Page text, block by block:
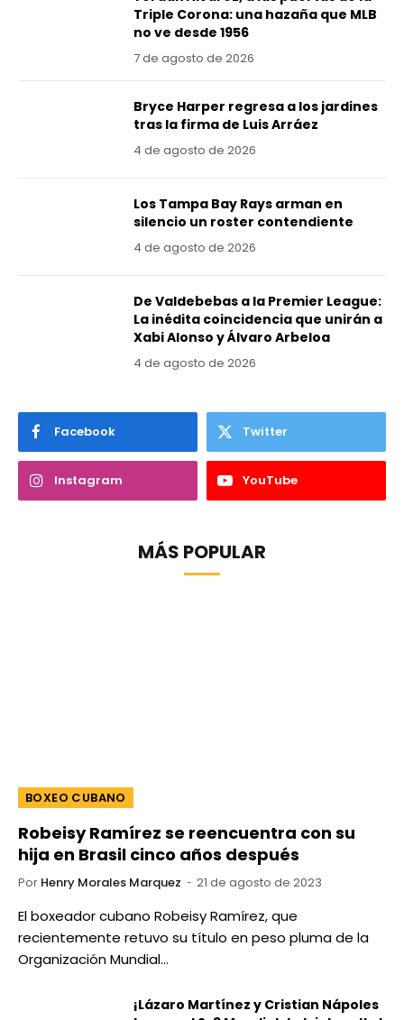
Triple Corona: una hazaña que MLB
no ve desde 1956
7 de agosto de 2026
Bryce Harper regresa a los jardines
tras la firma de Luis Arráez
4 de agosto de 2026
Los Tampa Bay Rays arman en
silencio un roster contendiente
4 de agosto de 2026
De Valdebebas a la Premier League:
La inédita coincidencia que unirán a
Xabi Alonso y Álvaro Arbeloa
4 de agosto de 2026
Facebook Twitter
Instagram YouTube
MÁS POPULAR
BOXEO CUBANO
Robeisy Ramírez se reencuentra con su
hija en Brasil cinco años después
Por Henry Morales Marquez 21 de agosto de 2023
El boxeador cubano Robeisy Ramírez, que
recientemente retuvo su título en peso pluma de la
Organización Mundial…
¡Lázaro Martínez y Cristian Nápoles